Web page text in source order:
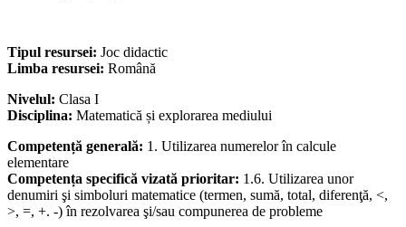
Tipul resursei: Joc didactic
Limba resursei: Română
Nivelul: Clasa I
Disciplina: Matematică și explorarea mediului
Competență generală: 1. Utilizarea numerelor în calcule
elementare
Competența specifică vizată prioritar: 1.6. Utilizarea unor
denumiri şi simboluri matematice (termen, sumă, total, diferenţă, <,
>, =, +. -) în rezolvarea şi/sau compunerea de probleme